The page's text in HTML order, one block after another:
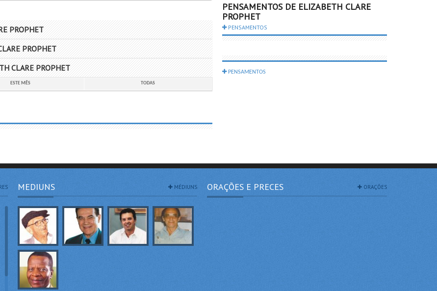
PROPHET
PROPHET
CLARE PROPHET
ESTE MÊS TODAS
PENSAMENTOS DE ELIZABETH CLARE
PROPHET
PENSAMENTOS
PENSAMENTOS
MEDIUNS MÉDIUNS ORAÇÕES E PRECES ORAÇÕES